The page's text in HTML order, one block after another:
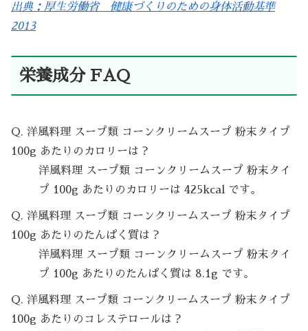
出典：厚生労働省 健康づくりのための身体活動基準
2013
栄養成分 FAQ
Q. 洋風料理 スープ類 コーンクリームスープ 粉末タイプ
100g あたりのカロリーは？
洋風料理 スープ類 コーンクリームスープ 粉末タイ
プ 100g あたりのカロリーは 425kcal です。
Q. 洋風料理 スープ類 コーンクリームスープ 粉末タイプ
100g あたりのたんぱく質は？
洋風料理 スープ類 コーンクリームスープ 粉末タイ
プ 100g あたりのたんぱく質は 8.1g です。
Q. 洋風料理 スープ類 コーンクリームスープ 粉末タイプ
100g あたりのコレステロールは？